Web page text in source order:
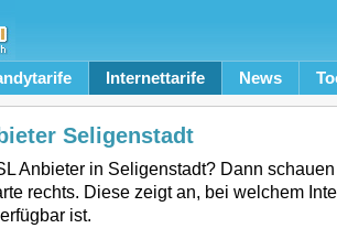
Internettarife News
Seligenstadt
Anbieter in Seligenstadt? Dann
rechts. Diese zeigt an, bei welchem
ist.